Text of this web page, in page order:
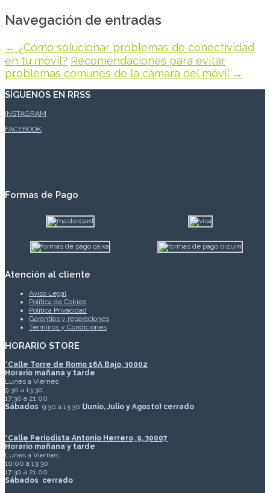
Navegación de entradas
← ¿Cómo solucionar problemas de conectividad
en tu móvil? Recomendaciones para evitar
problemas comunes de la cámara del móvil →
SÍGUENOS EN RRSS
INSTAGRAM
FACEBOOK
Formas de Pago
Atención al cliente
Aviso Legal
Política de Cokies
Política Privacidad
Garantías y reparaciones
Términos y Condiciones
HORARIO STORE
*Calle Torre de Romo 16A Bajo, 30002
Horario mañana y tarde
Lunes a Viernes
9:30 a 13:30
17:30 a 21:00
Sábados 9:30 a 13:30 (Junio, Julio y Agosto) cerrado
*Calle Periodista Antonio Herrero, 9, 30007
Horario mañana y tarde
Lunes a Viernes
10:00 a 13:30
17:30 a 21:00
Sábados cerrado